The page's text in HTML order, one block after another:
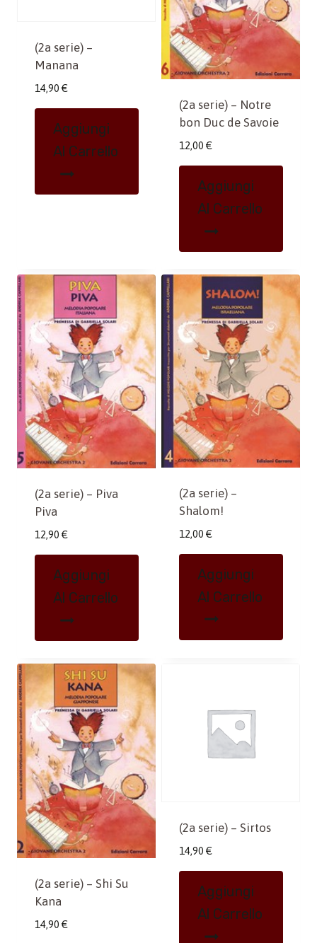
(2a serie) –
Manana
14,90 €
Aggiungi
Al Carrello
(2a serie) – Notre
bon Duc de Savoie
12,00 €
Aggiungi
Al Carrello
(2a serie) – Piva
Piva
12,90 €
Aggiungi
Al Carrello
(2a serie) –
Shalom!
12,00 €
Aggiungi
Al Carrello
(2a serie) – Shi Su
Kana
14,90 €
(2a serie) – Sirtos
14,90 €
Aggiungi
Al Carrello